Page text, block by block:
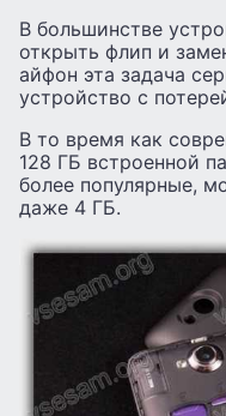
В большинстве
открыть флип и
айфон эта задача
устройство с
В то время как
128 ГБ встроенной
более популярные,
даже 4 ГБ.